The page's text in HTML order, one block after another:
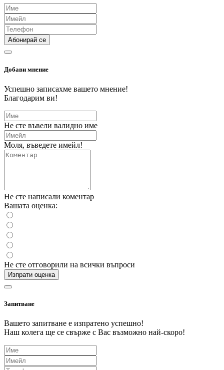
Абонирай се
Добави мнение
Успешно записахме вашето мнение!
Благодарим ви!
Не сте въвели валидно име
Моля, въведете имейл!
Не сте написали коментар
Вашата оценка:
Не сте отговорили на всички въпроси
Изпрати оценка
Запитване
Вашето запитване е изпратено успешно!
Наш колега ще се свърже с Вас възможно най-скоро!